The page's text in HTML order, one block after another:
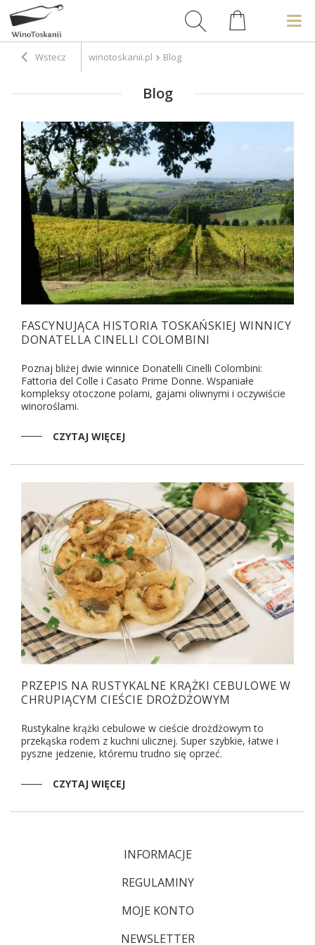
Wstecz winotoskanii.pl Blog
Blog
FASCYNUJĄCA HISTORIA TOSKAŃSKIEJ WINNICY
DONATELLA CINELLI COLOMBINI
Poznaj bliżej dwie winnice Donatelli Cinelli Colombini:
Fattoria del Colle i Casato Prime Donne. Wspaniałe
kompleksy otoczone polami, gajami oliwnymi i oczywiście
winoroślami.
CZYTAJ WIĘCEJ
PRZEPIS NA RUSTYKALNE KRĄŻKI CEBULOWE W
CHRUPIĄCYM CIEŚCIE DROŻDŻOWYM
Rustykalne krążki cebulowe w cieście drożdżowym to
przekąska rodem z kuchni ulicznej. Super szybkie, łatwe i
pyszne jedzenie, któremu trudno się oprzeć.
CZYTAJ WIĘCEJ
INFORMACJE
REGULAMINY
MOJE KONTO
NEWSLETTER